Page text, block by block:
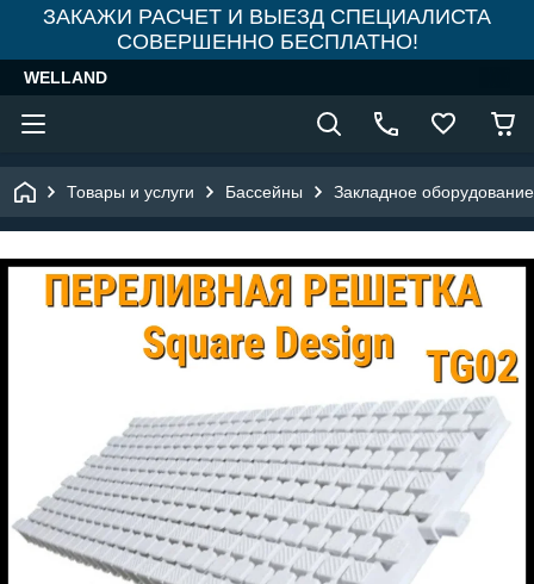
ЗАКАЖИ РАСЧЕТ И ВЫЕЗД СПЕЦИАЛИСТА
СОВЕРШЕННО БЕСПЛАТНО!
WELLAND
Товары и услуги Бассейны Закладное